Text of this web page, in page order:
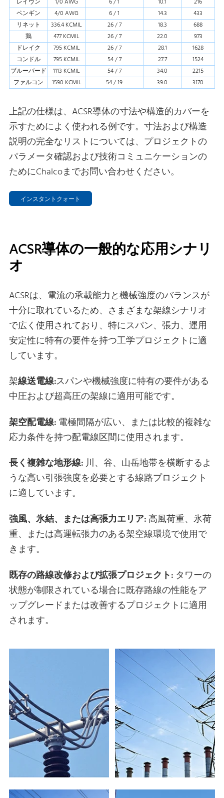
ペンギン
4/0 AWG 6 / 1 14.3
433
リネット
336.4 KCMIL 26 / 7 18.3
688
鶏
477 KCMIL 26 / 7 22.0
973
ドレイク
795 KCMIL 26 / 7 28.1
1628
コンドル
795 KCMIL 54 / 7 27.7
1524
ブルーバード
1113 KCMIL 54 / 7 34.0
2215
ファルコン
1590 KCMIL 54 / 19 39.0 3170
上記の仕様は、ACSR導体の寸法や構造的カバーを
示すためによく使われる例です。寸法および構造
説明の完全なリストについては、プロジェクトの
パラメータ確認および技術コミュニケーションの
ためにChalcoまでお問い合わせください。
インスタントクォート
ACSR導体の一般的な応用シナリ
オ
ACSRは、電流の承載能力と機械強度のバランスが
十分に取れているため、さまざまな架線シナリオ
で広く使用されており、特にスパン、張力、運用
安定性に特有の要件を持つ工学プロジェクトに適
しています。
架線送電線:スパンや機械強度に特有の要件がある
中圧および超高圧の架線に適用可能です。
架空配電線:電極間隔が広い、または比較的複雑な
応力条件を持つ配電線区間に使用されます。
長く複雑な地形線:川、谷、山岳地帯を横断するよ
うな高い引張強度を必要とする線路プロジェクト
に適しています。
強風、氷結、または高張力エリア:高風荷重、氷荷
重、または高運転張力のある架空線環境で使用で
きます。
既存の路線改修および拡張プロジェクト:タワーの
状態が制限されている場合に既存路線の性能をア
ップグレードまたは改善するプロジェクトに適用
されます。